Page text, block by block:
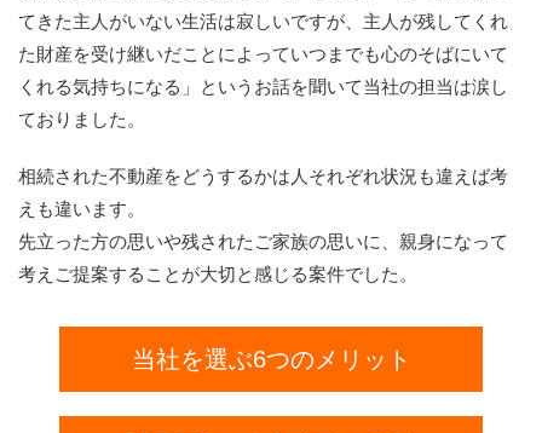
てきた主人がいない生活は寂しいですが、主人が残してくれ
た財産を受け継いだことによっていつまでも心のそばにいて
くれる気持ちになる」というお話を聞いて当社の担当は涙し
ておりました。
相続された不動産をどうするかは人それぞれ状況も違えば考
えも違います。
先立った方の思いや残されたご家族の思いに、親身になって
考えご提案することが大切と感じる案件でした。
当社を選ぶ6つのメリット